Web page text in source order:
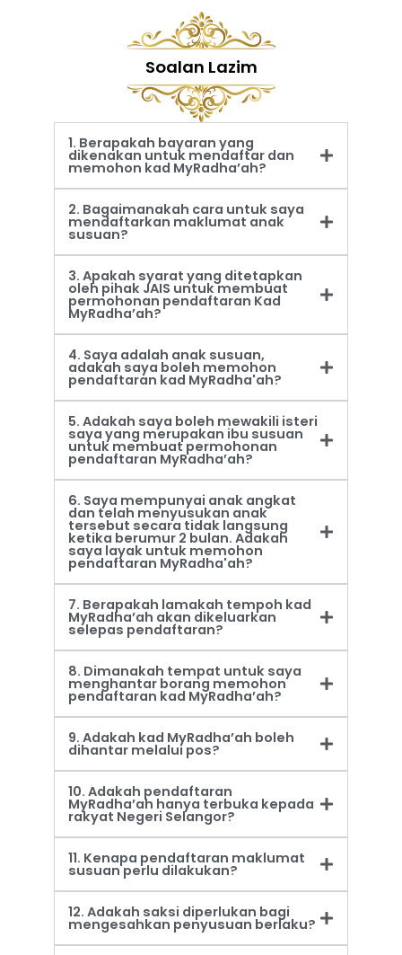
Soalan Lazim
1. Berapakah bayaran yang
dikenakan untuk mendaftar dan
memohon kad MyRadha’ah?
2. Bagaimanakah cara untuk saya
mendaftarkan maklumat anak
susuan?
3. Apakah syarat yang ditetapkan
oleh pihak JAIS untuk membuat
permohonan pendaftaran Kad
MyRadha’ah?
4. Saya adalah anak susuan,
adakah saya boleh memohon
pendaftaran kad MyRadha'ah?
5. Adakah saya boleh mewakili isteri
saya yang merupakan ibu susuan
untuk membuat permohonan
pendaftaran MyRadha’ah?
6. Saya mempunyai anak angkat
dan telah menyusukan anak
tersebut secara tidak langsung
ketika berumur 2 bulan. Adakah
saya layak untuk memohon
pendaftaran MyRadha'ah?
7. Berapakah lamakah tempoh kad
MyRadha’ah akan dikeluarkan
selepas pendaftaran?
8. Dimanakah tempat untuk saya
menghantar borang memohon
pendaftaran kad MyRadha’ah?
9. Adakah kad MyRadha’ah boleh
dihantar melalui pos?
10. Adakah pendaftaran
MyRadha’ah hanya terbuka kepada
rakyat Negeri Selangor?
11. Kenapa pendaftaran maklumat
susuan perlu dilakukan?
12. Adakah saksi diperlukan bagi
mengesahkan penyusuan berlaku?